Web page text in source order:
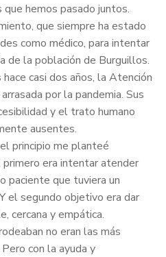
hemos pasado juntos.
que siempre ha estado
como médico, para intentar
de la población de Burguillos.
casi dos años, la Atención
por la pandemia. Sus
y el trato humano
ausentes.
principio me planteé
era intentar atender
paciente que tuviera un
el segundo objetivo era dar
cercana y empática.
no eran las más
con la ayuda y